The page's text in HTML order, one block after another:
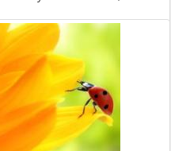
1:33 PM
pôst
zamyslenie
pokora